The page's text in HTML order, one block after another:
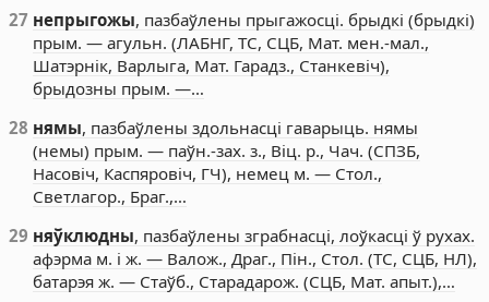
27 непрыгожы, пазбаўлены прыгажосці. брыдкі (брыдкі)
прым. — агульн. (ЛАБНГ, ТС, СЦБ, Мат. мен.-мал.,
Шатэрнік, Варлыга, Мат. Гарадз., Станкевіч),
брыдозны прым. —…
28 нямы, пазбаўлены здольнасці гаварыць. нямы
(немы) прым. — паўн.-зах. з., Віц. р., Чач. (СПЗБ,
Насовіч, Каспяровіч, ГЧ), немец м. — Стол.,
Светлагор., Браг.,…
29 няўклюдны, пазбаўлены зграбнасці, лоўкасці ў рухах.
афэрма м. і ж. — Валож., Драг., Пін., Стол. (ТС, СЦБ, НЛ),
батарэя ж. — Стаўб., Старадарож. (СЦБ, Мат. апыт.),…